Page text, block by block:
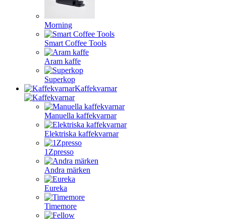
Morning
Smart Coffee Tools
Aram kaffe
Superkop
Kaffekvarnar
Manuella kaffekvarnar
Elektriska kaffekvarnar
1Zpresso
Andra märken
Eureka
Timemore